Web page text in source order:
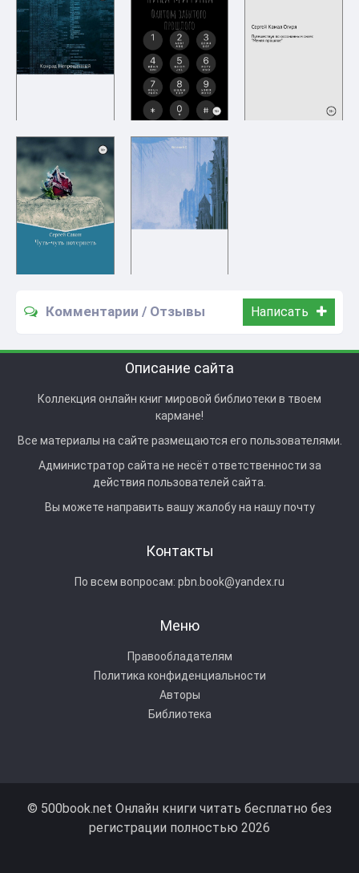
Комментарии / Отзывы Написать
Описание сайта
Коллекция онлайн книг мировой библиотеки в твоем
кармане!
Все материалы на сайте размещаются его пользователями.
Администратор сайта не несёт ответственности за
действия пользователей сайта.
Вы можете направить вашу жалобу на нашу почту
Контакты
По всем вопросам: pbn.book@yandex.ru
Меню
Правообладателям
Политика конфиденциальности
Авторы
Библиотека
© 500book.net Онлайн книги читать бесплатно без
регистрации полностью 2026